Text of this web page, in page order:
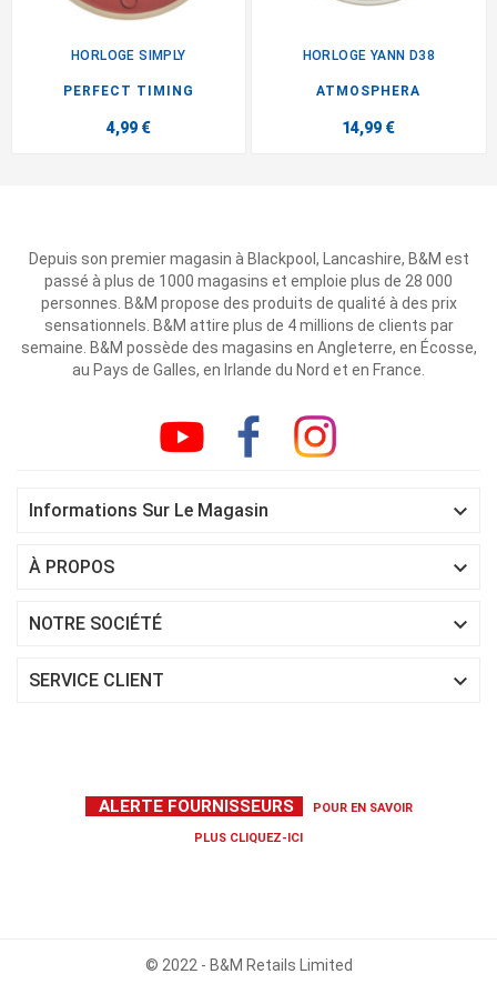
HORLOGE SIMPLY
PERFECT TIMING
4,99 €
HORLOGE YANN D38
ATMOSPHERA
14,99 €
Depuis son premier magasin à Blackpool, Lancashire, B&M est
passé à plus de 1000 magasins et emploie plus de 28 000
personnes. B&M propose des produits de qualité à des prix
sensationnels. B&M attire plus de 4 millions de clients par
semaine. B&M possède des magasins en Angleterre, en Écosse,
au Pays de Galles, en Irlande du Nord et en France.
Informations Sur Le Magasin 
À PROPOS 
NOTRE SOCIÉTÉ 
SERVICE CLIENT 
ALERTE FOURNISSEURS POUR EN SAVOIR
PLUS CLIQUEZ-ICI
© 2022 - B&M Retails Limited